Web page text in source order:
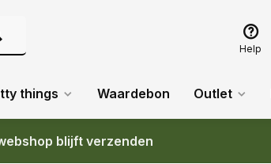
Help
things Waardebon Outlet
blijft verzenden